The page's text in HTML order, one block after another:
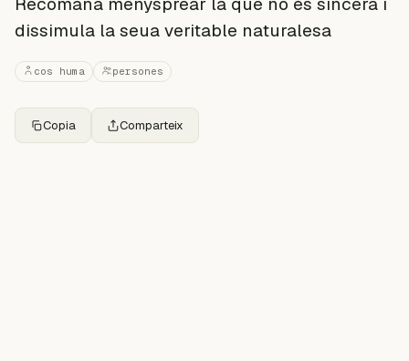
dissimula la seua veritable naturalesa
cos huma persones
Copia Comparteix